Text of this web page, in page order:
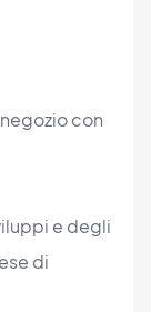
con
e degli
di